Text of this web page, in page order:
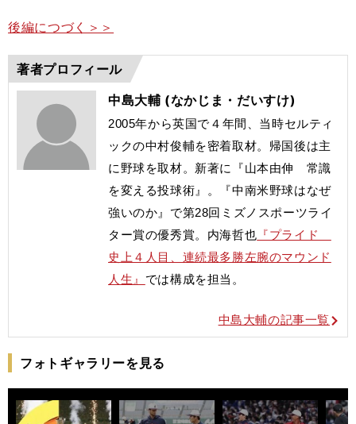
後編につづく＞＞
著者プロフィール
中島大輔 (なかじま・だいすけ)
2005年から英国で４年間、当時セルティ
ックの中村俊輔を密着取材。帰国後は主
に野球を取材。新著に『山本由伸 常識
を変える投球術』。
『中南米野球はなぜ
強いのか』で第28回ミズノスポーツライ
ター賞の優秀賞。内海哲也 『プライド
史上４人目、連続最多勝左腕のマウンド
人生』 では構成を担当。
中島大輔の記事一覧
フォトギャラリーを見る